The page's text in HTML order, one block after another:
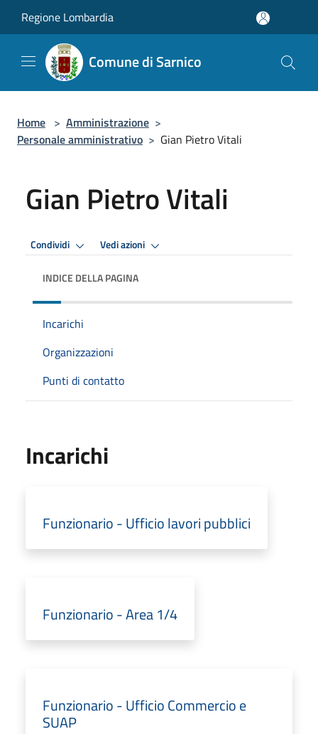
Regione Lombardia
Comune di Sarnico
Home > Amministrazione >
Personale amministrativo > Gian Pietro Vitali
Gian Pietro Vitali
Condividi Vedi azioni
INDICE DELLA PAGINA
Incarichi
Organizzazioni
Punti di contatto
Incarichi
Funzionario - Ufficio lavori pubblici
Funzionario - Area 1/4
Funzionario - Ufficio Commercio e
SUAP